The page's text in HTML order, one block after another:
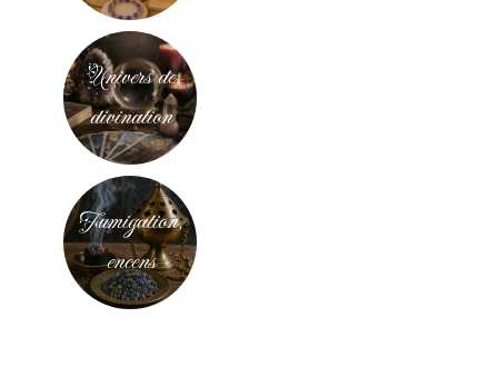
Univers de
divination
Fumigation,
encens